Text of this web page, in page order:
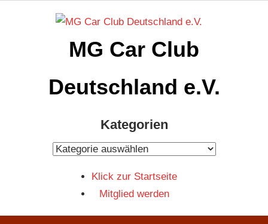
MG Car Club
Deutschland e.V.
Kategorien
Kategorien
Klick zur Startseite
Mitglied werden